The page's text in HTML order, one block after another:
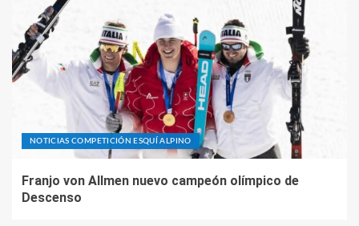
NOTICIAS COMPETICIÓN ESQUÍ ALPINO
Franjo von Allmen nuevo campeón olímpico de
Descenso